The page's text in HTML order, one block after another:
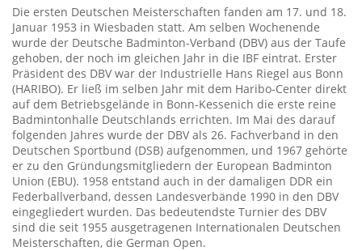
Die ersten Deutschen Meisterschaften fanden am 17. und 18.
Januar 1953 in Wiesbaden statt. Am selben Wochenende
wurde der Deutsche Badminton-Verband (DBV) aus der Taufe
gehoben, der noch im gleichen Jahr in die IBF eintrat. Erster
Präsident des DBV war der Industrielle Hans Riegel aus Bonn
(HARIBO). Er ließ im selben Jahr mit dem Haribo-Center direkt
auf dem Betriebsgelände in Bonn-Kessenich die erste reine
Badmintonhalle Deutschlands errichten. Im Mai des darauf
folgenden Jahres wurde der DBV als 26. Fachverband in den
Deutschen Sportbund (DSB) aufgenommen, und 1967 gehörte
er zu den Gründungsmitgliedern der European Badminton
Union (EBU). 1958 entstand auch in der damaligen DDR ein
Federballverband, dessen Landesverbände 1990 in den DBV
eingegliedert wurden. Das bedeutendste Turnier des DBV
sind die seit 1955 ausgetragenen Internationalen Deutschen
Meisterschaften, die German Open.